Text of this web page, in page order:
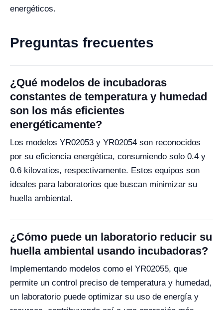
energéticos.
Preguntas frecuentes
¿Qué modelos de incubadoras
constantes de temperatura y humedad
son los más eficientes
energéticamente?
Los modelos YR02053 y YR02054 son reconocidos
por su eficiencia energética, consumiendo solo 0.4 y
0.6 kilovatios, respectivamente. Estos equipos son
ideales para laboratorios que buscan minimizar su
huella ambiental.
¿Cómo puede un laboratorio reducir su
huella ambiental usando incubadoras?
Implementando modelos como el YR02055, que
permite un control preciso de temperatura y humedad,
un laboratorio puede optimizar su uso de energía y